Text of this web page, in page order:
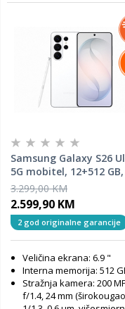
Samsung Galaxy S26
5G mobitel, 12+512
S948BZWGEUC, White
3.299,00 KM
2.599,90 KM
2 god originalne garancije
Veličina ekrana: 6.9 "
Interna memorija: 512
Stražnja kamera: 200
f/1.4, 24 mm